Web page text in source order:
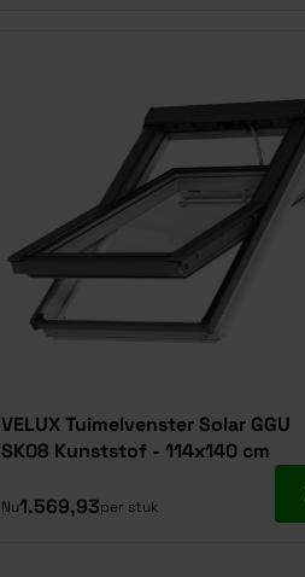
VELUX Tuimelvenster Solar GGU
SK08 Kunststof - 114x140 cm
Nu1.569,93per stuk